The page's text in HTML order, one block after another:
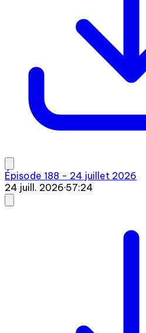
Épisode 188 - 24 juillet 2026
24 juill. 2026·57:24